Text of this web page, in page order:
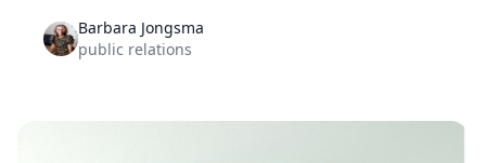
Barbara Jongsma
public relations